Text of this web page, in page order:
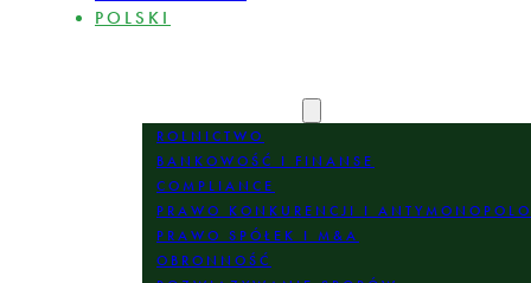
POLSKI
ROLNICTWO
BANKOWOŚĆ I FINANSE
COMPLIANCE
PRAWO KONKURENCJI I
PRAWO SPÓŁEK I M&A
OBRONNOŚĆ